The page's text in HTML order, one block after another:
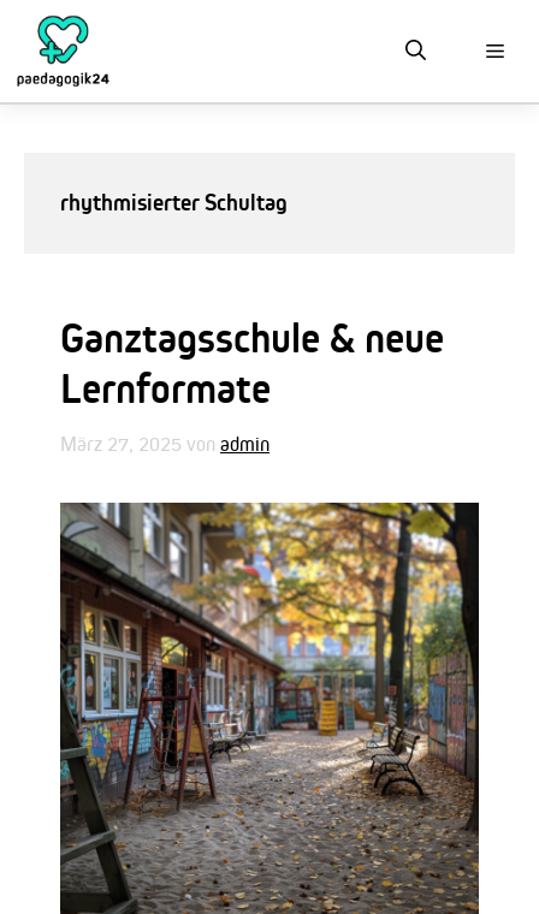
Inhalt
springen
rhythmisierter Schultag
Ganztagsschule & neue
Lernformate
März 27, 2025 von admin